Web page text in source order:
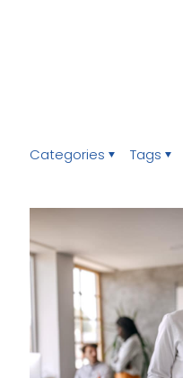
Categories Tags